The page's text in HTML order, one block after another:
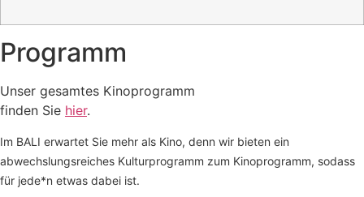
Programm
Unser gesamtes Kinoprogramm
finden Sie hier.
Im BALI erwartet Sie mehr als Kino, denn wir bieten ein
abwechslungsreiches Kulturprogramm zum Kinoprogramm, sodass
für jede*n etwas dabei ist.